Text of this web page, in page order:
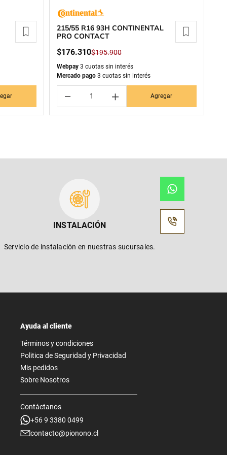
215/55 R16 93H CONTINENTAL
PRO CONTACT
$176.310$195.900
Webpay3 cuotas sin interés
Mercado pago3 cuotas sin interés
＋
－ Agregar
INSTALACIÓN
Servicio de instalación en nuestras sucursales.
Ayuda al cliente
Términos y condiciones
Politica de Seguridad y Privacidad
Mis pedidos
Sobre Nosotros
Contáctanos
+56 9 3380 0499
contacto@pionono.cl